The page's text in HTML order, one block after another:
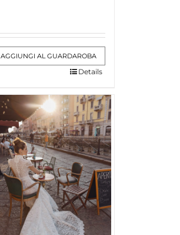
AGGIUNGI AL GUARDAROBA
Details